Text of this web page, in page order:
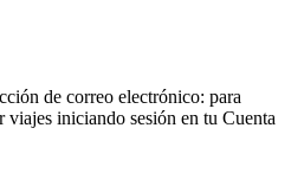
de correo electrónico: para
viajes iniciando sesión en tu Cuenta